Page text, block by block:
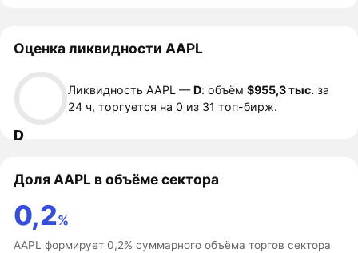
Оценка ликвидности AAPL
D
Ликвидность AAPL —D: объём$955,3 тыс. за
24 ч, торгуется на 0 из 31 топ-бирж.
Доля AAPL в объёме сектора
0,2%
AAPL формирует 0,2% суммарного объёма торгов сектора